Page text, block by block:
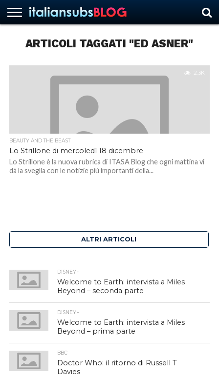
NEWS
ASCOLTI
RECENSIONI
INTERVISTE
CURIOSITÀ
CHI
CONTATTACI
FORUM
ITALIANSUBS
ARTICOLI TAGGATI "ED ASNER"
2.3K
BEAUTY AND THE BEAST
Lo Strillone di mercoledì 18 dicembre
Lo Strillone è la nuova rubrica di ITASA Blog che ogni mattina vi
dà la sveglia con le notizie più importanti della...
ALTRI ARTICOLI
DISNEY+
Welcome to Earth: intervista a Miles
Beyond – seconda parte
DISNEY+
Welcome to Earth: intervista a Miles
Beyond – prima parte
BBC
Doctor Who: il ritorno di Russell T
Davies